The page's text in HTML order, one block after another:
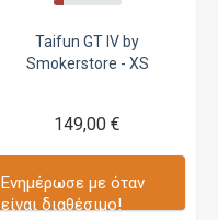
Taifun GT IV by
Smokerstore - XS
149,00 €
Ενημέρωσε με όταν
είναι διαθέσιμο!